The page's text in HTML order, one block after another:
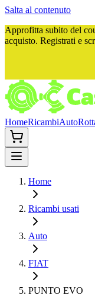
Salta al contenuto
Approfitta subito del
acquisto. Registrati e
HomeRicambiAuto
Home
Ricambi usati
Auto
FIAT
PUNTO EVO